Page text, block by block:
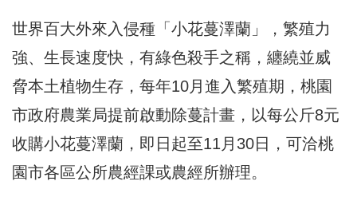
世界百大外來入侵種「小花蔓澤蘭」，繁殖力
強、生長速度快，有綠色殺手之稱，纏繞並威
脅本土植物生存，每年10月進入繁殖期，桃園
市政府農業局提前啟動除蔓計畫，以每公斤8元
收購小花蔓澤蘭，即日起至11月30日，可洽桃
園市各區公所農經課或農經所辦理。